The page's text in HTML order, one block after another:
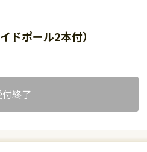
ドポール2本付）
付終了